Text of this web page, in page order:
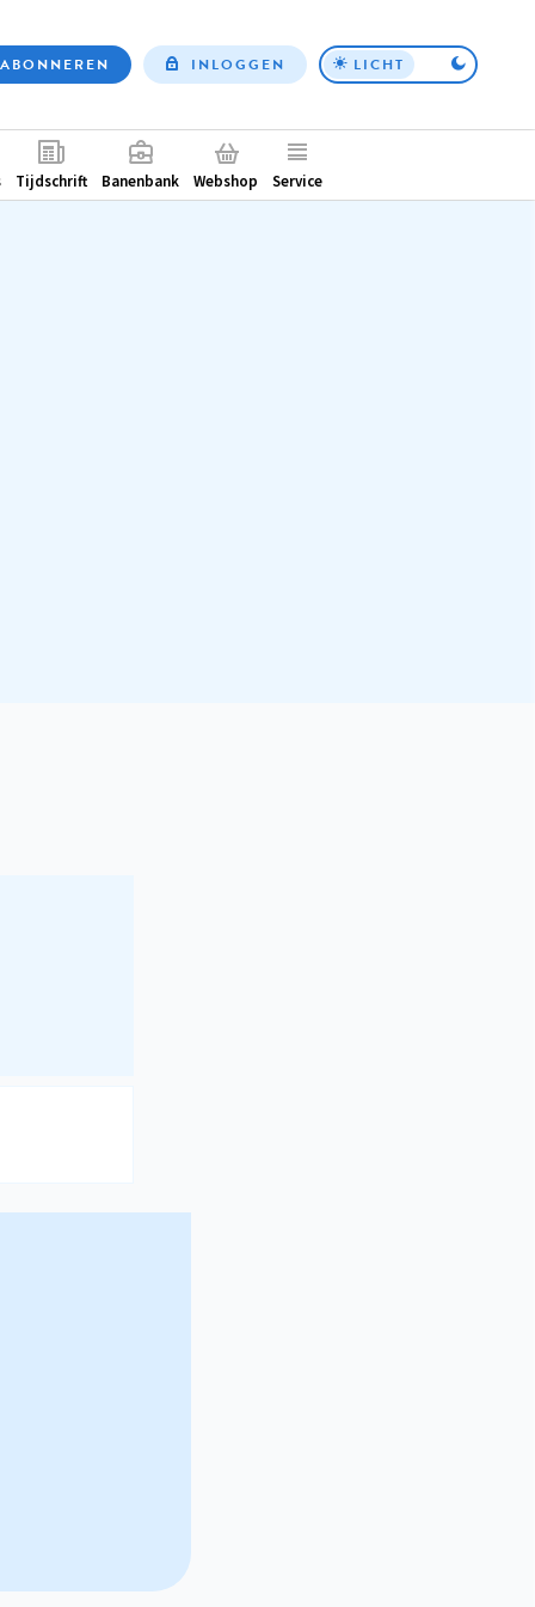
Top
ABONNEREN INLOGGEN LICHT
Tijdschrift Banenbank Webshop Service